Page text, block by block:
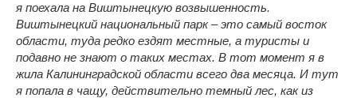
я поехала на Виштынецкую возвышенность.
Виштынецкий национальный парк – это самый восток
области, туда редко ездят местные, а туристы и
подавно не знают о таких местах. В тот момент я в
жила Калининградской области всего два месяца. И тут
я попала в чащу, действительно темный лес, как из